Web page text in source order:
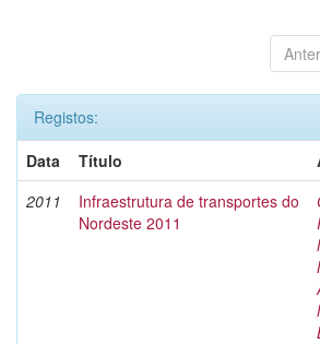
Registos:
Data
Título
2011
Infraestrutura de transportes do
Nordeste 2011